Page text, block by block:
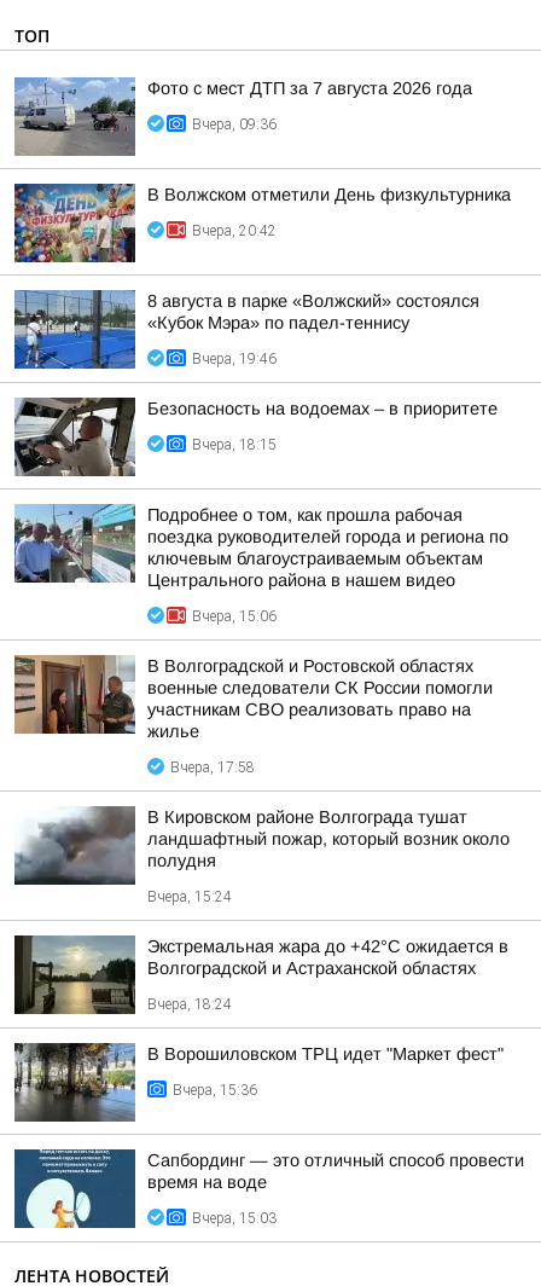
ТОП
Фото с мест ДТП за 7 августа 2026 года
Вчера, 09:36
В Волжском отметили День физкультурника
Вчера, 20:42
8 августа в парке «Волжский» состоялся
«Кубок Мэра» по падел-теннису
Вчера, 19:46
Безопасность на водоемах – в приоритете
Вчера, 18:15
Подробнее о том, как прошла рабочая
поездка руководителей города и региона по
ключевым благоустраиваемым объектам
Центрального района в нашем видео
Вчера, 15:06
В Волгоградской и Ростовской областях
военные следователи СК России помогли
участникам СВО реализовать право на
жилье
Вчера, 17:58
В Кировском районе Волгограда тушат
ландшафтный пожар, который возник около
полудня
Вчера, 15:24
Экстремальная жара до +42°C ожидается в
Волгоградской и Астраханской областях
Вчера, 18:24
В Ворошиловском ТРЦ идет "Маркет фест"
Вчера, 15:36
Сапбординг — это отличный способ провести
время на воде
Вчера, 15:03
ЛЕНТА НОВОСТЕЙ